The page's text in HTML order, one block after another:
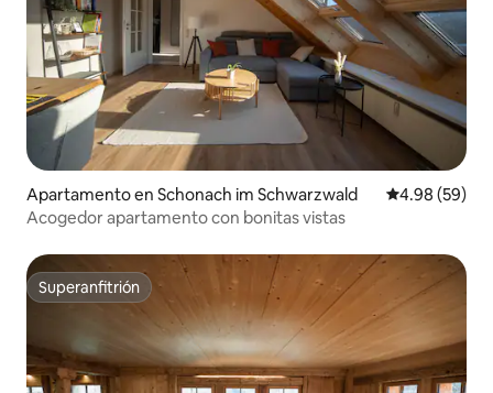
Apartamento en Schonach im Schwarzwald Calificación
4.98 (59)
Acogedor apartamento con bonitas vistas
Superanfitrión
Superanfitrión